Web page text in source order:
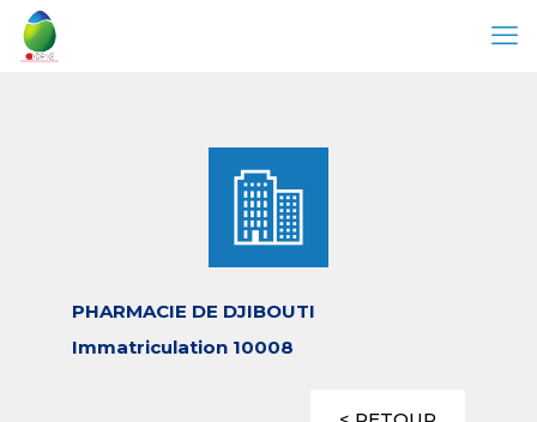
PHARMACIE DE DJIBOUTI
Immatriculation 10008